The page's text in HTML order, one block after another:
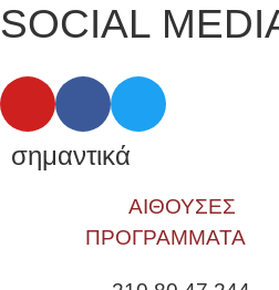
SOCIAL
σημαντικά
ΑΙΘΟΥΣΕΣ
ΠΡΟΓΡΑΜΜΑΤΑ